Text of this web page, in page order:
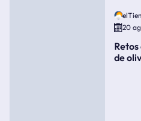
20
de